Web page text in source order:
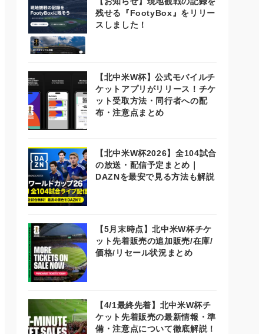
残せる『FootyBox』をリリー
スしました！
【北中米W杯】公式モバイルチ
ケットアプリがリリース！チケ
ット受取方法・同行者への配
布・注意点まとめ
【北中米W杯2026】全104試合
の放送・配信予定まとめ｜
DAZNを最安で見る方法も解説
【5月末時点】北中米W杯チケ
ット先着販売の追加販売/在庫/
価格/リセール状況まとめ
【4/1最終先着】北中米W杯チ
ケット先着販売の最新情報・準
備・注意点について徹底解説！